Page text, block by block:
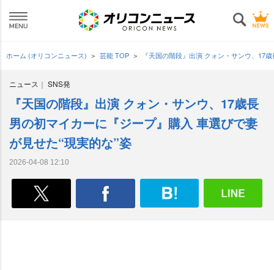
ホーム (オリコンニュース) 芸能 TOP 『天国の階段』出演 クォン・サンウ、17
ニュース SNS発
『天国の階段』出演 クォン・サンウ、17歳長
男の初マイカーに『ジープ』購入 車選びで妻
が見せた“現実的な”姿
2026-04-08 12:10